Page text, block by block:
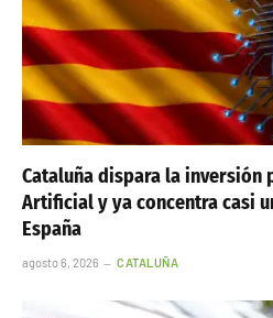
Cataluña dispara la inversión
Artificial y ya concentra casi
España
agosto 6, 2026 CATALUÑA